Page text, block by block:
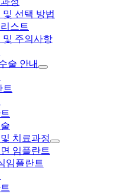
선택 방법
스트
및 주의사항
술 안내
트
치료과정
임플란트
임플란트